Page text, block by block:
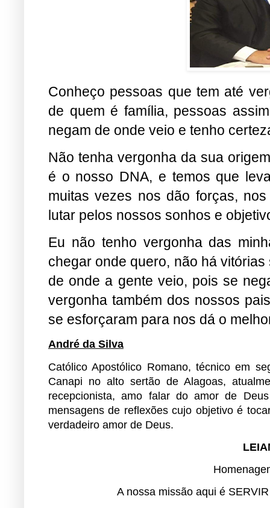
Conheço pessoas que tem até
de quem é família, pessoas
negam de onde veio e tenho
Não tenha vergonha da sua
é o nosso DNA, e temos que
muitas vezes nos dão forças,
lutar pelos nossos sonhos e
Eu não tenho vergonha das
chegar onde quero, não há
de onde a gente veio, pois se
vergonha também dos nossos
se esforçaram para nos dá o
André da Silva
Católico Apostólico Romano, técnico em
Canapi no alto sertão de Alagoas,
recepcionista, amo falar do amor de
mensagens de reflexões cujo objetivo é
verdadeiro amor de Deus.
A nossa missão aqui é